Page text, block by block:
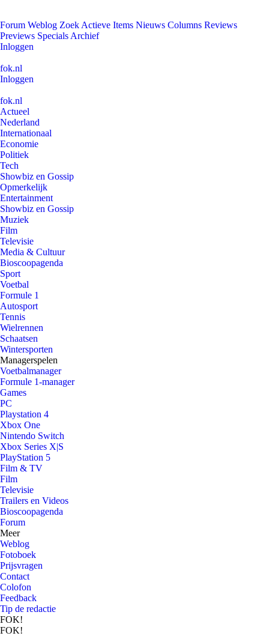
Forum Weblog Zoek Actieve Items Nieuws Columns Reviews
Previews Specials Archief
Inloggen
fok.nl
Inloggen
fok.nl
Actueel
Nederland
Internationaal
Economie
Politiek
Tech
Showbiz en Gossip
Opmerkelijk
Entertainment
Showbiz en Gossip
Muziek
Film
Televisie
Media & Cultuur
Bioscoopagenda
Sport
Voetbal
Formule 1
Autosport
Tennis
Wielrennen
Schaatsen
Wintersporten
Managerspelen
Voetbalmanager
Formule 1-manager
Games
PC
Playstation 4
Xbox One
Nintendo Switch
Xbox Series X|S
PlayStation 5
Film & TV
Film
Televisie
Trailers en Videos
Bioscoopagenda
Forum
Meer
Weblog
Fotoboek
Prijsvragen
Contact
Colofon
Feedback
Tip de redactie
FOK!
FOK!